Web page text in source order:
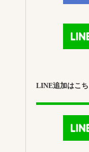
LINE追加はこ